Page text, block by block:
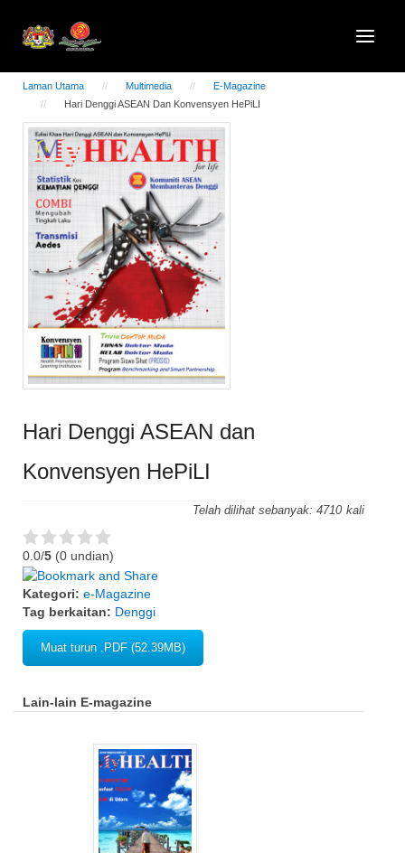
Laman Utama Multimedia
E-Magazine
Hari Denggi ASEAN Dan Konvensyen HePiLI
Hari Denggi ASEAN dan
Konvensyen HePiLI
Telah dilihat sebanyak: 4710
0.0/5 (0 undian)
Kategori: e-Magazine
Tag berkaitan: Denggi
Muat turun .PDF (52.39MB)
Lain-lain E-magazine